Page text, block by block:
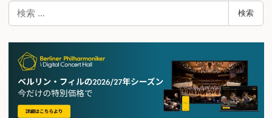
検
検索